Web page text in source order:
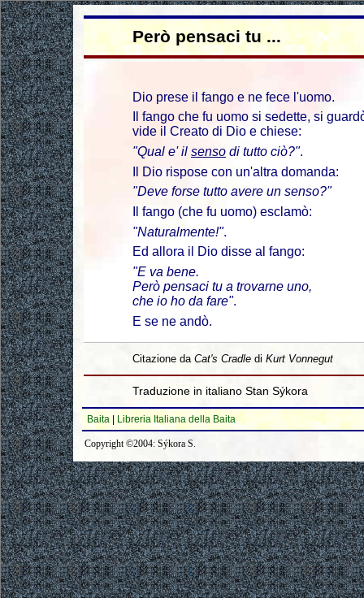
Però pensaci tu ...
Dio prese il fango e ne fece l'uomo.
Il fango che fu uomo si sedette, si
vide il Creato di Dio e chiese:
"Qual e' il senso di tutto ciò?".
Il Dio rispose con un'altra domanda:
"Deve forse tutto avere un senso?"
Il fango (che fu uomo) esclamò:
"Naturalmente!".
Ed allora il Dio disse al fango:
"E va bene.
Però pensaci tu a trovarne uno,
che io ho da fare".
E se ne andò.
Citazione da Cat's Cradle di Kurt Vonnegut
Traduzione in italiano Stan Sýkora
Baita Libreria Italiana della Baita
Copyright ©2004: Sýkora S.